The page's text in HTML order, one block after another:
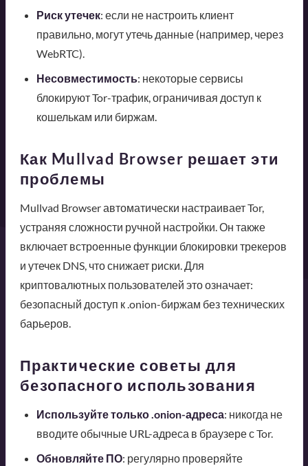
Риск утечек: если не настроить клиент
правильно, могут утечь данные (например, через
WebRTC).
Несовместимость: некоторые сервисы
блокируют Tor-трафик, ограничивая доступ к
кошелькам или биржам.
Как Mullvad Browser решает эти
проблемы
Mullvad Browser автоматически настраивает Tor,
устраняя сложности ручной настройки. Он также
включает встроенные функции блокировки трекеров
и утечек DNS, что снижает риски. Для
криптовалютных пользователей это означает:
безопасный доступ к .onion-биржам без технических
барьеров.
Практические советы для
безопасного использования
Используйте только .onion-адреса: никогда не
вводите обычные URL-адреса в браузере с Tor.
Обновляйте ПО: регулярно проверяйте